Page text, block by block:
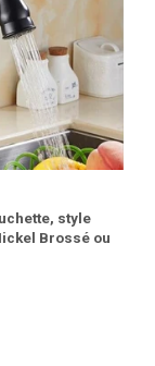
style
Brossé ou